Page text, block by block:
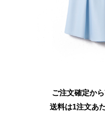
ご注文確定か
送料は1注文あ